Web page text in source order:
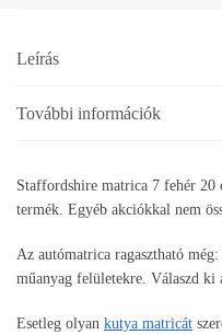
Leírás
További információk
Staffordshire matrica 7 fehér
termék. Egyéb akciókkal nem
Az autómatrica ragasztható
műanyag felületekre. Válaszd ki
Esetleg olyan kutya matricát